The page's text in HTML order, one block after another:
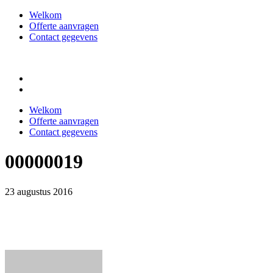
Welkom
Offerte aanvragen
Contact gegevens
Welkom
Offerte aanvragen
Contact gegevens
00000019
23 augustus 2016